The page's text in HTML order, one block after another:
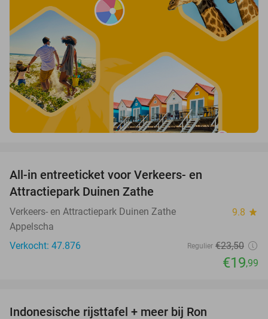
All-in entreeticket voor Verkeers- en
Attractiepark Duinen Zathe
Verkeers- en Attractiepark Duinen Zathe 9.8 star
Appelscha
Verkocht: 47.876
Regulier €23,50
€19,99
Indonesische rijsttafel + meer bij Ron